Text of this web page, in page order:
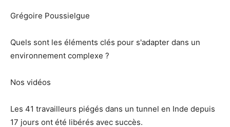
Grégoire Poussielgue
Quels sont les éléments clés pour s'adapter dans un
environnement complexe ?
Nos vidéos
Les 41 travailleurs piégés dans un tunnel en Inde depuis
17 jours ont été libérés avec succès.